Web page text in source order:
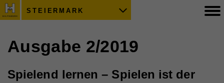
STEIERMARK
Ausgabe 2/2019
Spielend lernen – Spielen ist der